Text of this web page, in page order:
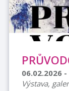
06.02.2026
Výstava,